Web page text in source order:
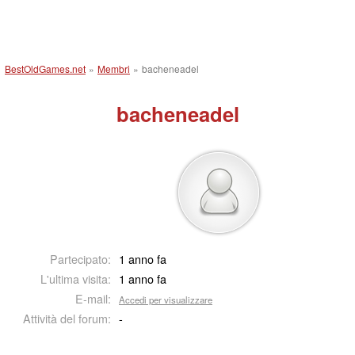
BestOldGames.net » Membri » bacheneadel
bacheneadel
Partecipato: 1 anno fa
L'ultima visita: 1 anno fa
E-mail:
Accedi per visualizzare
Attività del forum: -